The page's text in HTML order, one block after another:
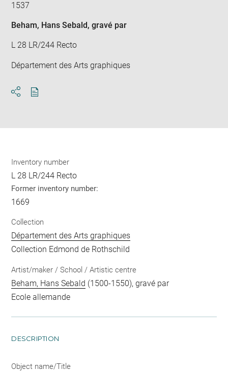
1537
Beham, Hans Sebald, gravé par
L 28 LR/244 Recto
Département des Arts graphiques
Inventory number
L 28 LR/244 Recto
Former inventory number:
1669
Collection
Département des Arts graphiques
Collection Edmond de Rothschild
Artist/maker / School / Artistic centre
Beham, Hans Sebald (1500-1550), gravé par
Ecole allemande
DESCRIPTION
Object name/Title